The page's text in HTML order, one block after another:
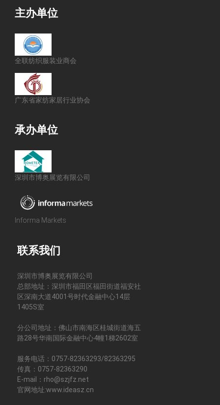
主办单位
全联纺织服装业商会
广东省家纺家居行业协会
承办单位
深圳市博奥展览有限公司
Informa Markets
联系我们
深圳市博奥展览有限公司
总部地址：深圳市福田区福田街道福安社
区深南大道4001号时代金融中心14层
1405S室
分公司地址：佛山市南海区桂城街道海五
路28号华南国际金融中心4幢1梯2602室
服务电话：0757-82363293/82363295
传真：0757-82363290
E-mail：rho@szjfz.net
官网地址:www.ideasz.cn